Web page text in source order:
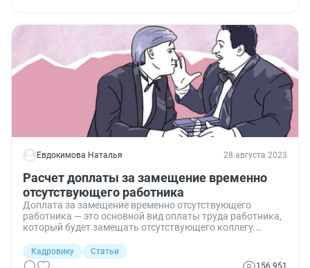
Евдокимова Наталья 28 августа 2023
Расчет доплаты за замещение временно
отсутствующего работника
Доплата за замещение временно отсутствующего
работника — это основной вид оплаты труда работника,
который будет замещать отсутствующего коллегу.
установить размер. Рассмотрим примеры начислений
для разных ситуаций.
Кадровику
Статьи
156 951